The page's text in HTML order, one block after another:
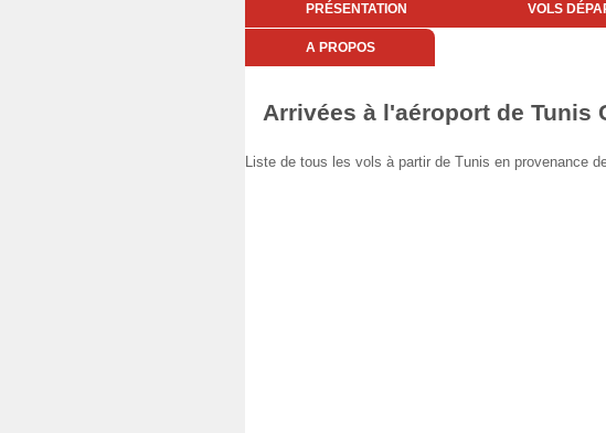
PRÉSENTATION VOLS
A PROPOS
Arrivées à l'aéroport de Tunis
Liste de tous les vols à partir de Tunis en provenance